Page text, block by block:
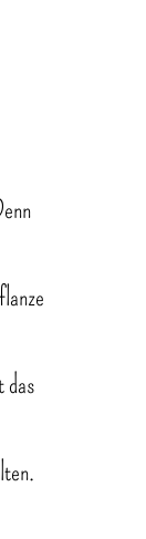
das